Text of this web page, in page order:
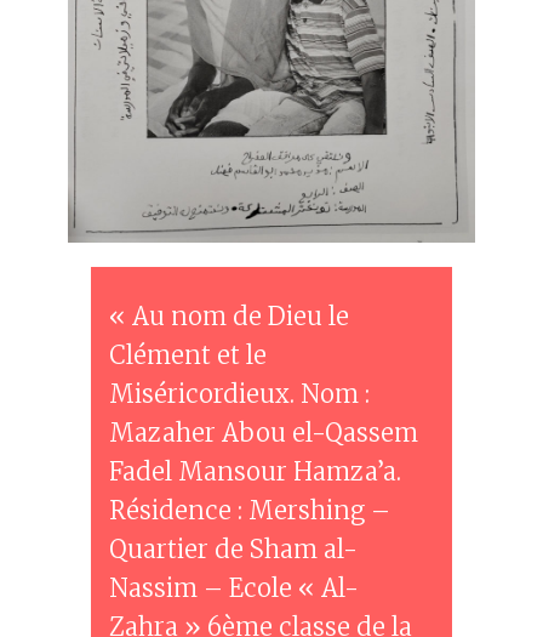
« Au nom de Dieu le
Clément et le
Miséricordieux. Nom :
Mazaher Abou el-Qassem
Fadel Mansour Hamza’a.
Résidence : Mershing –
Quartier de Sham al-
Nassim – Ecole « Al-
Zahra » 6ème classe de la